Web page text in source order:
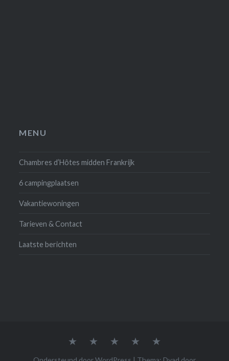
MENU
Chambres d’Hôtes midden Frankrijk
6 campingplaatsen
Vakantiewoningen
Tarieven & Contact
Laatste berichten
Vakantiewoning
RustiekExtra Eten